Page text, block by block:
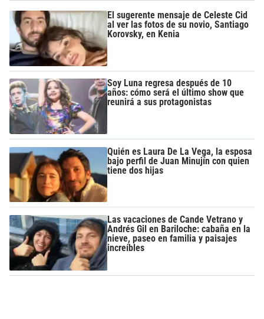
El sugerente mensaje de Celeste Cid
al ver las fotos de su novio, Santiago
Korovsky, en Kenia
Soy Luna regresa después de 10
años: cómo será el último show que
reunirá a sus protagonistas
Quién es Laura De La Vega, la esposa
bajo perfil de Juan Minujín con quien
tiene dos hijas
Las vacaciones de Cande Vetrano y
Andrés Gil en Bariloche: cabaña en la
nieve, paseo en familia y paisajes
increíbles